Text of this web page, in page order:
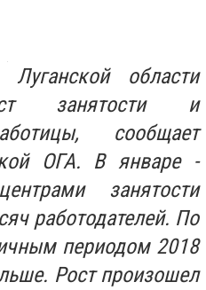
области
занятости и
сообщает
ОГА. В январе -
занятости
работодателей. По
периодом 2018
Рост произошел